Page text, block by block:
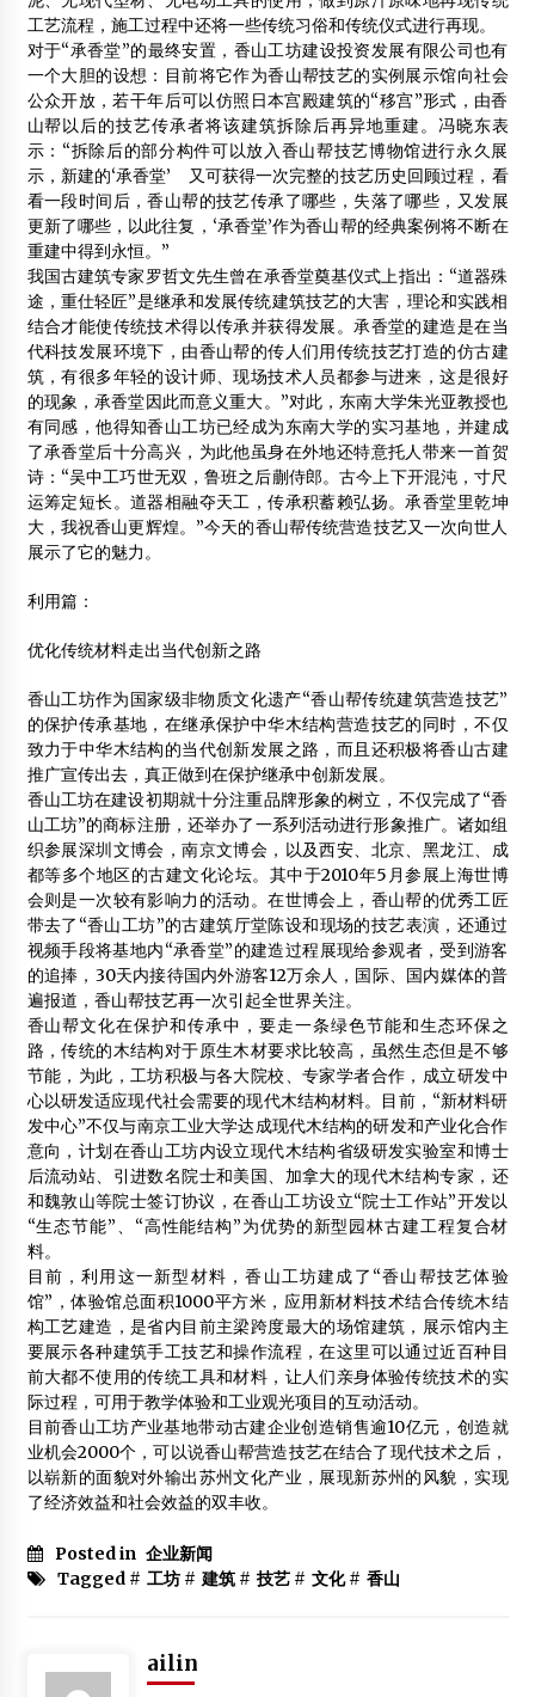
工艺流程，施工过程中还将一些传统习俗和传统仪式进行再现。
对于“承香堂”的最终安置，香山工坊建设投资发展有限公司也有
一个大胆的设想：目前将它作为香山帮技艺的实例展示馆向社会
公众开放，若干年后可以仿照日本宫殿建筑的“移宫”形式，由香
山帮以后的技艺传承者将该建筑拆除后再异地重建。冯晓东表
示：“拆除后的部分构件可以放入香山帮技艺博物馆进行永久展
示，新建的‘承香堂’ 又可获得一次完整的技艺历史回顾过程，看
看一段时间后，香山帮的技艺传承了哪些，失落了哪些，又发展
更新了哪些，以此往复，‘承香堂’作为香山帮的经典案例将不断在
重建中得到永恒。”
我国古建筑专家罗哲文先生曾在承香堂奠基仪式上指出：“道器殊
途，重仕轻匠”是继承和发展传统建筑技艺的大害，理论和实践相
结合才能使传统技术得以传承并获得发展。承香堂的建造是在当
代科技发展环境下，由香山帮的传人们用传统技艺打造的仿古建
筑，有很多年轻的设计师、现场技术人员都参与进来，这是很好
的现象，承香堂因此而意义重大。”对此，东南大学朱光亚教授也
有同感，他得知香山工坊已经成为东南大学的实习基地，并建成
了承香堂后十分高兴，为此他虽身在外地还特意托人带来一首贺
诗：“吴中工巧世无双，鲁班之后蒯侍郎。古今上下开混沌，寸尺
运筹定短长。道器相融夺天工，传承积蓄赖弘扬。承香堂里乾坤
大，我祝香山更辉煌。”今天的香山帮传统营造技艺又一次向世人
展示了它的魅力。
利用篇：
优化传统材料走出当代创新之路
香山工坊作为国家级非物质文化遗产“香山帮传统建筑营造技艺”
的保护传承基地，在继承保护中华木结构营造技艺的同时，不仅
致力于中华木结构的当代创新发展之路，而且还积极将香山古建
推广宣传出去，真正做到在保护继承中创新发展。
香山工坊在建设初期就十分注重品牌形象的树立，不仅完成了“香
山工坊”的商标注册，还举办了一系列活动进行形象推广。诸如组
织参展深圳文博会，南京文博会，以及西安、北京、黑龙江、成
都等多个地区的古建文化论坛。其中于2010年5月参展上海世博
会则是一次较有影响力的活动。在世博会上，香山帮的优秀工匠
带去了“香山工坊”的古建筑厅堂陈设和现场的技艺表演，还通过
视频手段将基地内“承香堂”的建造过程展现给参观者，受到游客
的追捧，30天内接待国内外游客12万余人，国际、国内媒体的普
遍报道，香山帮技艺再一次引起全世界关注。
香山帮文化在保护和传承中，要走一条绿色节能和生态环保之
路，传统的木结构对于原生木材要求比较高，虽然生态但是不够
节能，为此，工坊积极与各大院校、专家学者合作，成立研发中
心以研发适应现代社会需要的现代木结构材料。目前，“新材料研
发中心”不仅与南京工业大学达成现代木结构的研发和产业化合作
意向，计划在香山工坊内设立现代木结构省级研发实验室和博士
后流动站、引进数名院士和美国、加拿大的现代木结构专家，还
和魏敦山等院士签订协议，在香山工坊设立“院士工作站”开发以
“生态节能”、“高性能结构”为优势的新型园林古建工程复合材
料。
目前，利用这一新型材料，香山工坊建成了“香山帮技艺体验
馆”，体验馆总面积1000平方米，应用新材料技术结合传统木结
构工艺建造，是省内目前主梁跨度最大的场馆建筑，展示馆内主
要展示各种建筑手工技艺和操作流程，在这里可以通过近百种目
前大都不使用的传统工具和材料，让人们亲身体验传统技术的实
际过程，可用于教学体验和工业观光项目的互动活动。
目前香山工坊产业基地带动古建企业创造销售逾10亿元，创造就
业机会2000个，可以说香山帮营造技艺在结合了现代技术之后，
以崭新的面貌对外输出苏州文化产业，展现新苏州的风貌，实现
了经济效益和社会效益的双丰收。
Posted in 企业新闻
Tagged # 工坊# 建筑# 技艺# 文化# 香山
ailin